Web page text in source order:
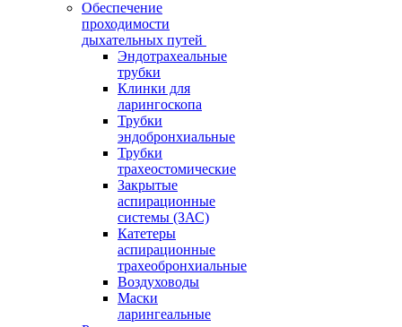
Обеспечение
проходимости
дыхательных путей
Эндотрахеальные
трубки
Клинки для
ларингоскопа
Трубки
эндобронхиальные
Трубки
трахеостомические
Закрытые
аспирационные
системы (ЗАС)
Катетеры
аспирационные
трахеобронхиальные
Воздуховоды
Маски
ларингеальные